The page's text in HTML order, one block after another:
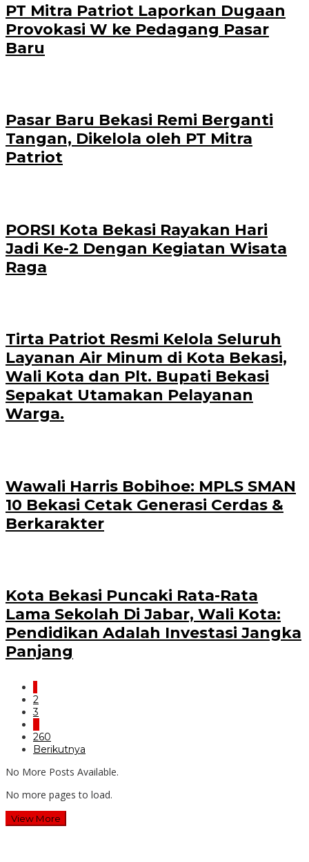
PT Mitra Patriot Laporkan Dugaan
Provokasi W ke Pedagang Pasar
Baru
Pasar Baru Bekasi Remi Berganti
Tangan, Dikelola oleh PT Mitra
Patriot
PORSI Kota Bekasi Rayakan Hari
Jadi Ke-2 Dengan Kegiatan Wisata
Raga
Tirta Patriot Resmi Kelola Seluruh
Layanan Air Minum di Kota Bekasi,
Wali Kota dan Plt. Bupati Bekasi
Sepakat Utamakan Pelayanan
Warga.
Wawali Harris Bobihoe: MPLS SMAN
10 Bekasi Cetak Generasi Cerdas &
Berkarakter
Kota Bekasi Puncaki Rata-Rata
Lama Sekolah Di Jabar, Wali Kota:
Pendidikan Adalah Investasi Jangka
Panjang
2
3
260
Berikutnya
No More Posts Available.
No more pages to load.
View More